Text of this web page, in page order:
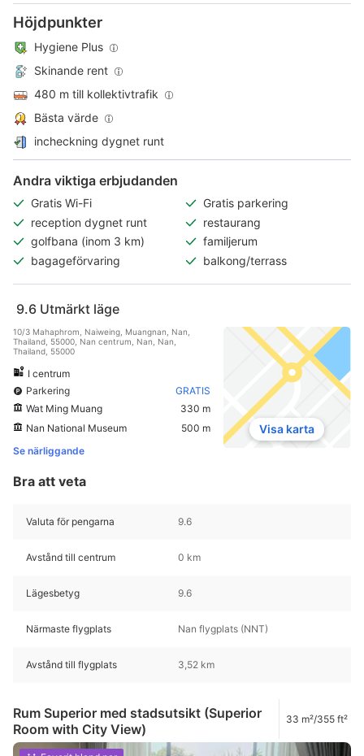
Höjdpunkter
Hygiene Plus
Skinande rent
480 m till kollektivtrafik
Bästa värde
incheckning dygnet runt
Andra viktiga erbjudanden
Gratis Wi-Fi
Gratis parkering
reception dygnet runt
restaurang
golfbana (inom 3 km)
familjerum
bagageförvaring
balkong/terrass
9.6 Utmärkt läge
10/3 Mahaphrom, Naiweing, Muangnan, Nan,
Thailand, 55000, Nan centrum, Nan, Nan,
Thailand, 55000
I centrum
Parkering
GRATIS
Wat Ming Muang
330 m
Nan National Museum
500 m
Se närliggande
Visa karta
Bra att veta
Valuta för pengarna 9.6
Avstånd till centrum 0 km
Lägesbetyg 9.6
Närmaste flygplats Nan flygplats (NNT)
Avstånd till flygplats 3,52 km
Rum Superior med stadsutsikt (Superior
Room with City View)
33 m²/355 ft²